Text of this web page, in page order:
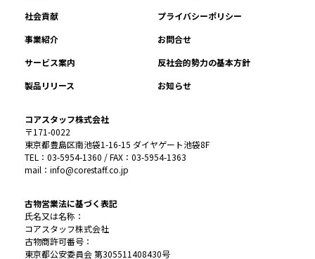
社会貢献
プライバシーポリシー
事業紹介
お問合せ
サービス案内
反社会的勢力の基本方針
製品リリース
お知らせ
コアスタッフ株式会社
〒171-0022
東京都豊島区南池袋1-16-15 ダイヤゲート池袋8F
TEL：03-5954-1360 / FAX：03-5954-1363
mail：info@corestaff.co.jp
古物営業法に基づく表記
氏名又は名称：
コアスタッフ株式会社
古物商許可番号：
東京都公安委員会 第305511408430号